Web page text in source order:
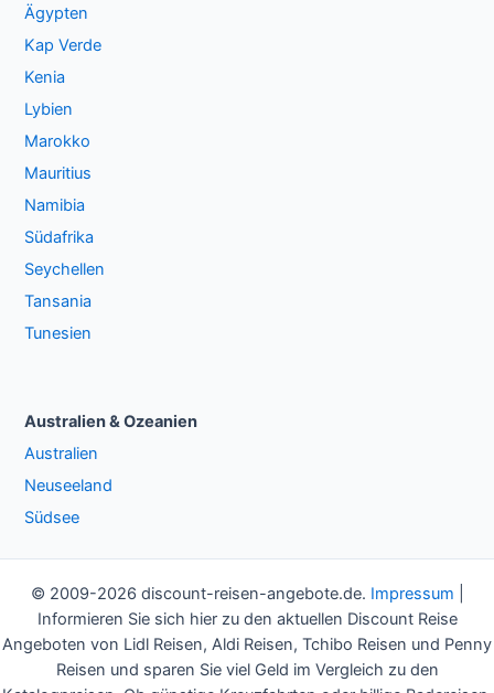
Ägypten
Kap Verde
Kenia
Lybien
Marokko
Mauritius
Namibia
Südafrika
Seychellen
Tansania
Tunesien
Australien & Ozeanien
Australien
Neuseeland
Südsee
© 2009-2026 discount-reisen-angebote.de. Impressum
Informieren Sie sich hier zu den aktuellen Discount Reise
Angeboten von Lidl Reisen, Aldi Reisen, Tchibo Reisen und Penny
Reisen und sparen Sie viel Geld im Vergleich zu den